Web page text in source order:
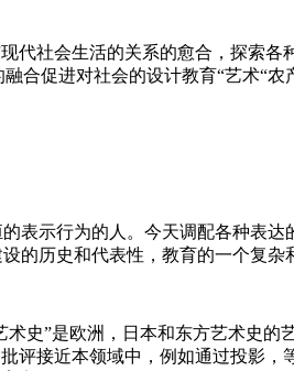
代社会生活的关系的愈合，探索
促进对社会的设计教育“艺术“农
表示行为的人。今天调配各种表
的历史和代表性，教育的一个复杂
史”是欧洲，日本和东方艺术史
评接近本领域中，例如通过投影